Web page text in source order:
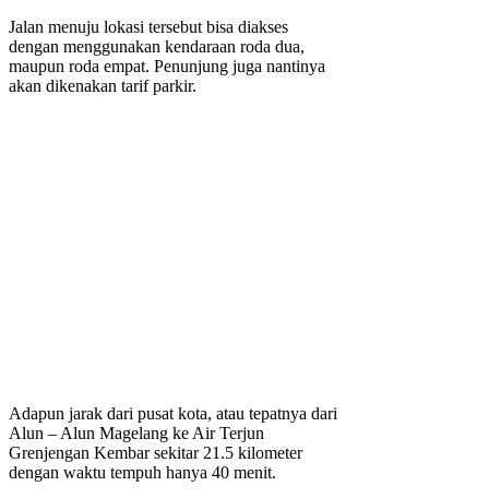
Jalan menuju lokasi tersebut bisa diakses
dengan menggunakan kendaraan roda dua,
maupun roda empat. Penunjung juga nantinya
akan dikenakan tarif parkir.
Adapun jarak dari pusat kota, atau tepatnya dari
Alun – Alun Magelang ke Air Terjun
Grenjengan Kembar sekitar 21.5 kilometer
dengan waktu tempuh hanya 40 menit.